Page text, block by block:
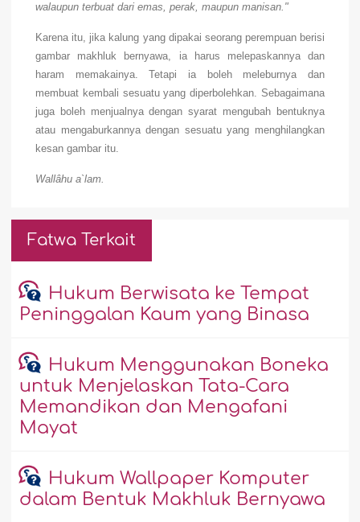
walaupun terbuat dari emas, perak, maupun manisan."
Karena itu, jika kalung yang dipakai seorang perempuan berisi
gambar makhluk bernyawa, ia harus melepaskannya dan
haram memakainya. Tetapi ia boleh meleburnya dan
membuat kembali sesuatu yang diperbolehkan. Sebagaimana
juga boleh menjualnya dengan syarat mengubah bentuknya
atau mengaburkannya dengan sesuatu yang menghilangkan
kesan gambar itu.
Wallâhu a`lam.
Fatwa Terkait
Hukum Berwisata ke Tempat
Peninggalan Kaum yang Binasa
Hukum Menggunakan Boneka
untuk Menjelaskan Tata-Cara
Memandikan dan Mengafani
Mayat
Hukum Wallpaper Komputer
dalam Bentuk Makhluk Bernyawa